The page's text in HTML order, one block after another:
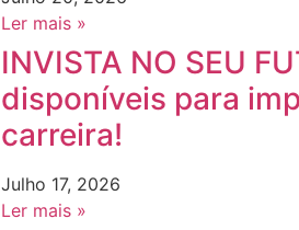
Ler mais »
INVISTA NO SEU
disponíveis para
carreira!
Julho 17, 2026
Ler mais »